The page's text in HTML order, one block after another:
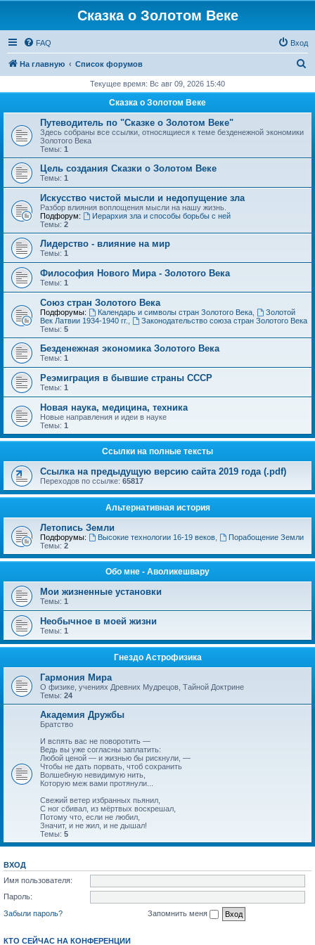
Сказка о Золотом Веке
FAQ Вход
На главную Список форумов
с
Текущее время: Вс авг 09, 2026 15:40
Сказка о Золотом Веке
Путеводитель по "Сказке о Золотом Веке"
Здесь собраны все ссылки, относящиеся к теме безденежной экономики
Золотого Века
Темы: 1
Цель создания Сказки о Золотом Веке
Темы: 1
Искусство чистой мысли и недопущение зла
Разбор влияния воплощения мысли на нашу жизнь.
Подфорум:
Иерархия зла и способы борьбы с ней
Темы: 2
Лидерство - влияние на мир
Темы: 1
Философия Нового Мира - Золотого Века
Темы: 1
Cоюз стран Золотого Века
Подфорумы: Календарь и символы стран Золотого Века,
Золотой
Век Латвии 1934-1940 гг.
Законодательство союза стран Золотого Века
Темы: 5
Безденежная экономика Золотого Века
Темы: 1
Реэмиграция в бывшие страны СССР
Темы: 1
Новая наука, медицина, техника
Новые направления и идеи в науке
Темы: 1
Ссылки на полные тексты
Ссылка на предыдущую версию сайта 2019 года (.pdf)
Переходов по ссылке: 65817
Альтернативная история
Летопись Земли
Подфорумы: Высокие технологии 16-19 веков,
Порабощение Земли
Темы: 2
Обо мне - Аволикешвару
Мои жизненные установки
Темы: 1
Необычное в моей жизни
Темы: 1
Гнездо Астрофизика
Гармония Мира
О физике, учениях Древних Мудрецов, Тайной Доктрине
Темы: 24
Академия Дружбы
Братство
И вспять вас не поворотить —
Ведь вы уже согласны заплатить:
Любой ценой — и жизнью бы рискнули, —
Чтобы не дать порвать, чтоб сохранить
Волшебную невидимую нить,
Которую меж вами протянули...
Свежий ветер избранных пьянил,
С ног сбивал, из мёртвых воскрешал,
Потому что, если не любил,
Значит, и не жил, и не дышал!
Темы: 5
ВХОД
Имя пользователя:
Пароль:
Забыли пароль?
Запомнить меня
КТО СЕЙЧАС НА КОНФЕРЕНЦИИ